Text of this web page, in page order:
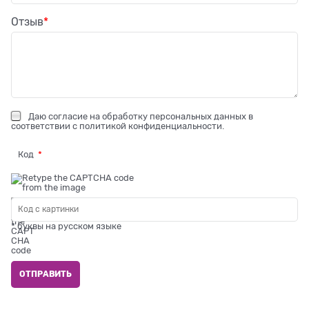
Отзыв
Даю согласие на обработку персональных данных в
соответствии с политикой конфиденциальности
Код
* буквы на русском языке